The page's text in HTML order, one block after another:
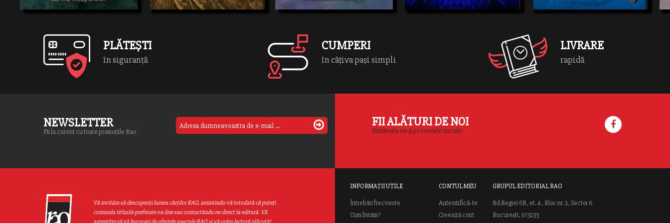
fermecat.Puterea atlasului este slobozită,
iar copiii sunt transportaţi într-untărâm
japegrinului […]
PLĂTEȘTI
în siguranță
CUMPERI
în câțiva pași simpli
LIVRARE
rapidă
NEWSLETTER
Fii la curent cu toate promoțiile Rao
FII ALĂTURI DE NOI
Urmărește-ne și pe rețelele sociale.
Vă invităm să descoperiţi lumea cărţilor RAO, amintindu-vă totodată că puteţi
comanda titlurile preferate on-line sau contactându-ne direct la editură. Vă
INFORMAȚII UTILE
Întrebări frecvente
Cum livrăm?
CONTUL MEU
Autentifică-te
Creează cont
GRUPUL EDITORIAL RAO
Bd.Regiei 6B, et. 4 , Bloc nr. 2, Sector 6
București, 013233